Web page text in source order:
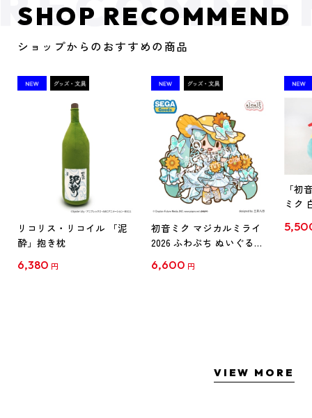
SHOP RECOMMEND
ショップからのおすすめの商品
リコリス・リコイル 「泥
酔」抱き枕
6,380 円
初音ミク マジカルミライ
2026 ふわぷち ぬいぐるみ
6,600 円
「初
ミク
VIEW MORE